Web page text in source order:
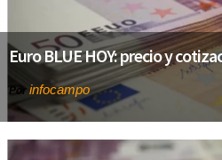
Euro BLUE HOY: precio y
Por infocampo